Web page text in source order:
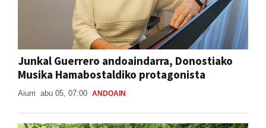
Junkal Guerrero andoaindarra, Donostiako
Musika Hamabostaldiko protagonista
Aiurri abu 05, 07:00 ANDOAIN